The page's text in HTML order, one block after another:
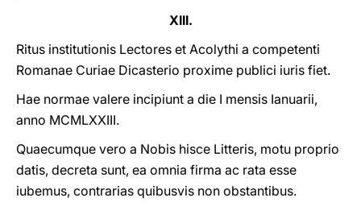
XIII.
Ritus institutionis Lectores et Acolythi a competenti
Romanae Curiae Dicasterio proxime publici iuris fiet.
Hae normae valere incipiunt a die I mensis Ianuarii,
anno MCMLXXIII.
Quaecumque vero a Nobis hisce Litteris, motu proprio
datis, decreta sunt, ea omnia firma ac rata esse
iubemus, contrarias quibusvis non obstantibus.